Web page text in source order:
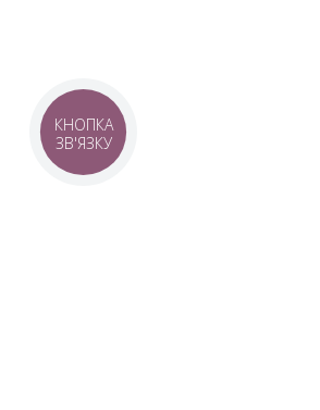
КНОПКА
ЗВ'ЯЗКУ